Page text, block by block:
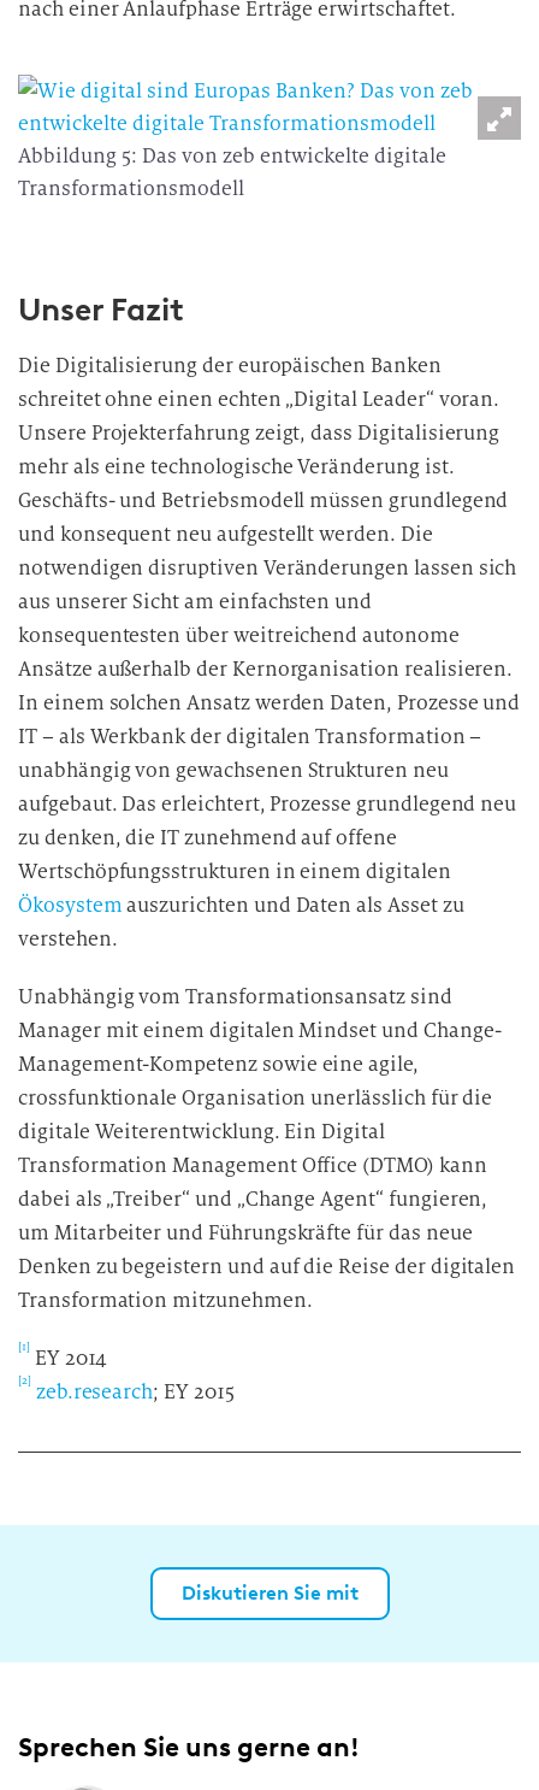
nach einer Anlaufphase Erträge erwirtschaftet.
Abbildung 5: Das von zeb entwickelte digitale
Transformationsmodell
Unser Fazit
Die Digitalisierung der europäischen Banken
schreitet ohne einen echten „Digital Leader“ voran.
Unsere Projekterfahrung zeigt, dass Digitalisierung
mehr als eine technologische Veränderung ist.
Geschäfts- und Betriebsmodell müssen grundlegend
und konsequent neu aufgestellt werden. Die
notwendigen disruptiven Veränderungen lassen sich
aus unserer Sicht am einfachsten und
konsequentesten über weitreichend autonome
Ansätze außerhalb der Kernorganisation realisieren.
In einem solchen Ansatz werden Daten, Prozesse und
IT – als Werkbank der digitalen Transformation –
unabhängig von gewachsenen Strukturen neu
aufgebaut. Das erleichtert, Prozesse grundlegend neu
zu denken, die IT zunehmend auf offene
Wertschöpfungsstrukturen in einem digitalen
Ökosystemauszurichten und Daten als Asset zu
verstehen.
Unabhängig vom Transformationsansatz sind
Manager mit einem digitalen Mindset und Change-
Management-Kompetenz sowie eine agile,
crossfunktionale Organisation unerlässlich für die
digitale Weiterentwicklung. Ein Digital
Transformation Management Office (DTMO) kann
dabei als „Treiber“ und „Change Agent“ fungieren,
um Mitarbeiter und Führungskräfte für das neue
Denken zu begeistern und auf die Reise der digitalen
Transformation mitzunehmen.
[1] EY 2014
[2] zeb.research; EY 2015
Diskutieren Sie mit
Sprechen Sie uns gerne an!